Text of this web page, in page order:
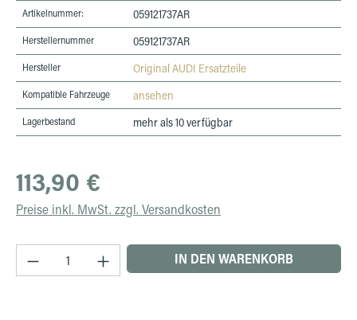
Artikelnummer: 059121737AR
Herstellernummer 059121737AR
Hersteller Original AUDI Ersatzteile
Kompatible Fahrzeuge ansehen
Lagerbestand mehr als 10 verfügbar
Regulärer Preis:
113,90 €
Preise inkl. MwSt. zzgl. Versandkosten
Produkt Anzahl: Gib den gewünschten Wert
IN DEN WARENKORB